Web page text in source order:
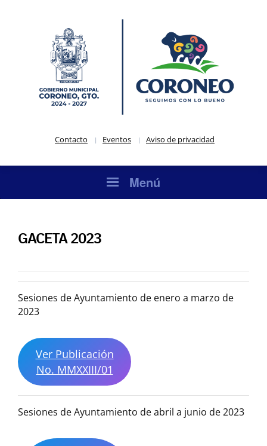
Contacto Eventos Aviso de privacidad
Menú
GACETA 2023
Sesiones de Ayuntamiento de enero a marzo de
2023
Ver Publicación
No. MMXXIII/01
Sesiones de Ayuntamiento de abril a junio de 2023